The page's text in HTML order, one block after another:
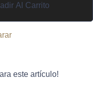
Al Carrito
este artículo!